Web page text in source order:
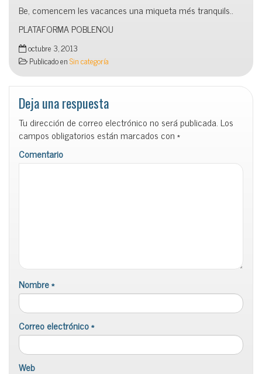
Be, comencem les vacances una miqueta més tranquils..
PLATAFORMA POBLENOU
octubre 3, 2013
Publicado enSin categoría
Deja una respuesta
Tu dirección de correo electrónico no será publicada. Los
campos obligatorios están marcados con*
Comentario
Nombre*
Correo electrónico*
Web